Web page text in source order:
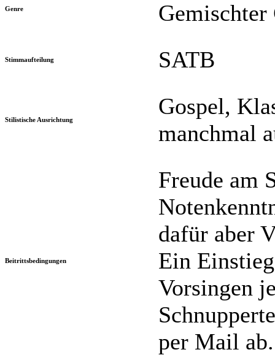
Genre Gemischter
Stimmaufteilung SATB
Stilistische Ausrichtung
Gospel,
manchmal
Beitrittsbedingungen
Freude am
dafür aber
Ein
Vorsingen
per Mail ab.